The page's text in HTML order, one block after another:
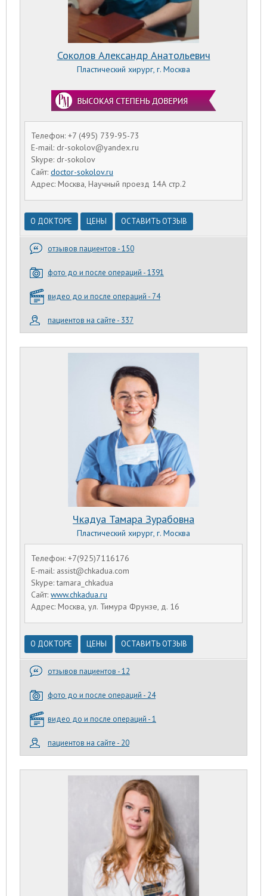
Телефон: +7 (495) 739-95-73
E-mail: dr-sokolov@yandex.ru
Skype: dr-sokolov
Сайт: doctor-sokolov.ru
Адрес: Москва, Научный проезд 14А стр.2
Соколов Александр Анатольевич
Пластический хирург, г. Москва
О ДОКТОРЕ ЦЕНЫ ОСТАВИТЬ ОТЗЫВ
отзывов пациентов - 150
фото до и после операций - 1391
видео до и после операций - 74
пациентов на сайте - 337
Телефон: +7(925)7116176
E-mail: assist@chkadua.com
Skype: tamara_chkadua
Сайт: www.chkadua.ru
Адрес: Москва, ул. Тимура Фрунзе, д. 16
Чкадуа Тамара Зурабовна
Пластический хирург, г. Москва
О ДОКТОРЕ ЦЕНЫ ОСТАВИТЬ ОТЗЫВ
отзывов пациентов - 12
фото до и после операций - 24
видео до и после операций - 1
пациентов на сайте - 20